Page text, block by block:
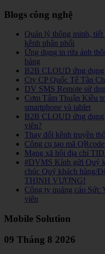
Blogs công nghệ
Quản lý thông minh,
kênh phân phối
Ứng dụng in rửa ảnh
bảng
B2B CLOUD ứng dụng
Cty CP Quốc Tế Tân
DV SMS Remote sử
Cơm Tấm Thuận Kiều
smartphone và tablet
B2B CLOUD ứng
viên?
Thay đổi kênh truyền
Công cụ tạo mã
Mạng xã hội địa chỉ
#DVMS Kính gửi Quý
chúc Quý khách hàng/
THỊNH VƯỢNG!
Công ty quảng cáo Sức
viên
Mobile Solution
09 Tháng 8 2026